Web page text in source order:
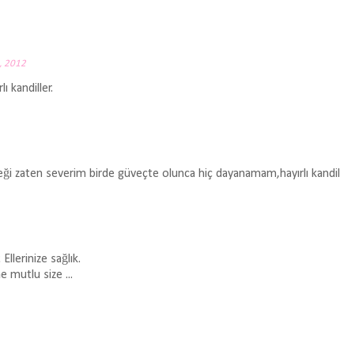
2012
kandiller.
zaten severim birde güveçte olunca hiç dayanamam,hayırlı
sağlık.
mutlu size ...